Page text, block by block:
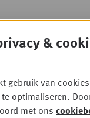
& foodservice!
&
gebruik van
optimaliseren.
met ons